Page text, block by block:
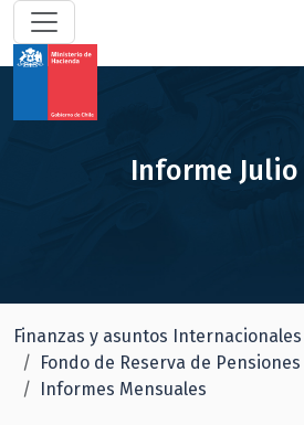
Informe Julio
Finanzas y asuntos Internacionales
Fondo de Reserva de Pensiones
Informes Mensuales